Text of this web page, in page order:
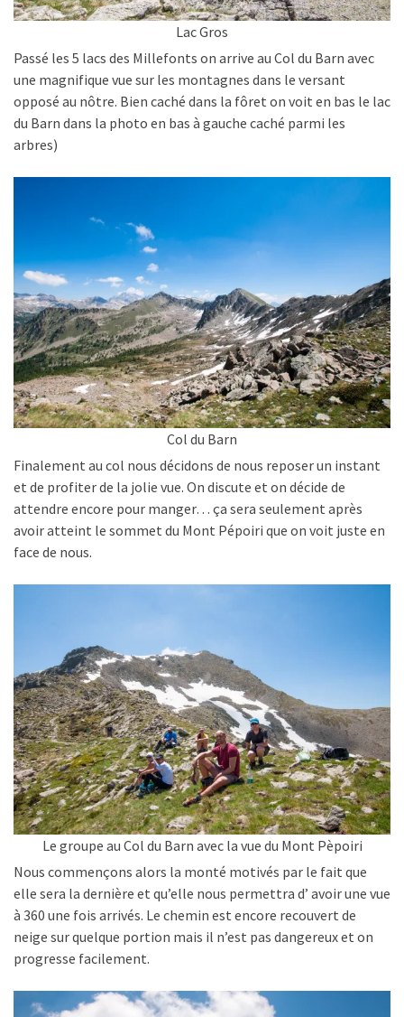
Lac Gros
Passé les 5 lacs des Millefonts on arrive au Col du Barn avec
une magnifique vue sur les montagnes dans le versant
opposé au nôtre. Bien caché dans la fôret on voit en bas le lac
du Barn dans la photo en bas à gauche caché parmi les
arbres)
Col du Barn
Finalement au col nous décidons de nous reposer un instant
et de profiter de la jolie vue. On discute et on décide de
attendre encore pour manger… ça sera seulement après
avoir atteint le sommet du Mont Pépoiri que on voit juste en
face de nous.
Le groupe au Col du Barn avec la vue du Mont Pèpoiri
Nous commençons alors la monté motivés par le fait que
elle sera la dernière et qu’elle nous permettra d’ avoir une vue
à 360 une fois arrivés. Le chemin est encore recouvert de
neige sur quelque portion mais il n’est pas dangereux et on
progresse facilement.